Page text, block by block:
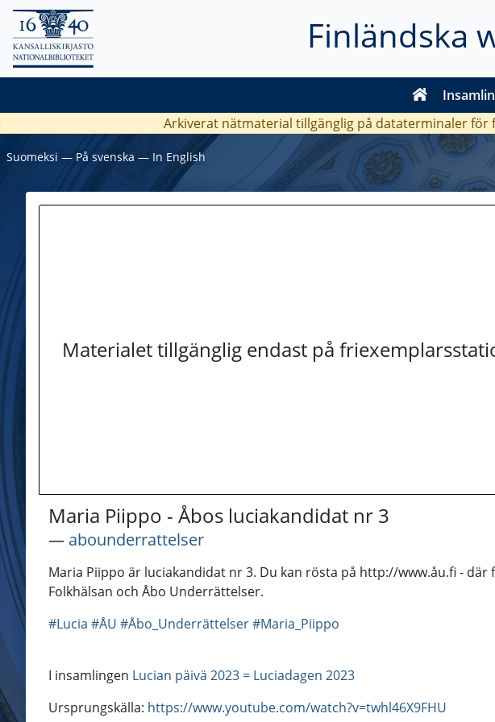
Finländska
Arkiverat nätmaterial tillgänglig på dataterminaler
Suomeksi ― På svenska ― In English
Materialet tillgänglig endast på
Maria Piippo - Åbos luciakandidat nr 3
― abounderrattelser
Maria Piippo är luciakandidat nr 3. Du kan rösta på http://www.åu.fi -
Folkhälsan och Åbo Underrättelser.
#Lucia #ÅU #Åbo_Underrättelser#Maria_Piippo
I insamlingen Lucian päivä 2023 = Luciadagen 2023
Ursprungskälla: https://www.youtube.com/watch?v=twhl46X9FHU